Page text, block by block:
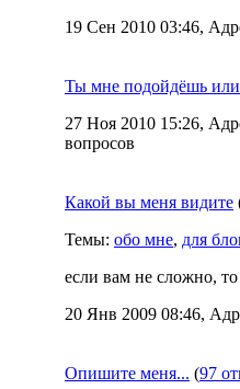
19 Сен 2010 03:46,
Ты мне подойдёшь или
27 Ноя 2010 15:26,
вопросов
Какой вы меня видите
Темы: обо мне, для
если вам не сложно, то
20 Янв 2009 08:46,
Опишите меня... (97